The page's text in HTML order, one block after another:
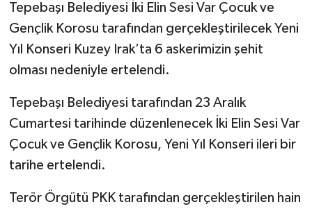
Tepebaşı Belediyesi İki Elin Sesi Var Çocuk ve
Gençlik Korosu tarafından gerçekleştirilecek Yeni
Yıl Konseri Kuzey Irak’ta 6 askerimizin şehit
olması nedeniyle ertelendi.
Tepebaşı Belediyesi tarafından 23 Aralık
Cumartesi tarihinde düzenlenecek İki Elin Sesi Var
Çocuk ve Gençlik Korosu, Yeni Yıl Konseri ileri bir
tarihe ertelendi.
Terör Örgütü PKK tarafından gerçekleştirilen hain